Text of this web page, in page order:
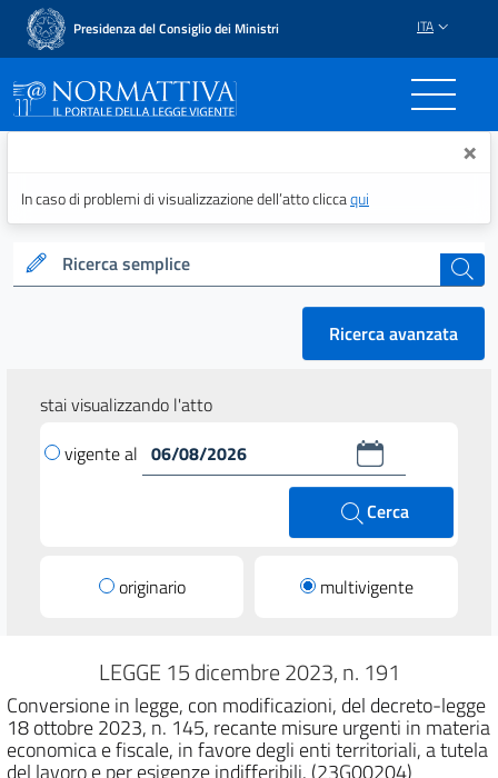
Presidenza del Consiglio dei Ministri ITA
Normattiva - Il portale ×
In caso di problemi di visualizzazione dell’atto cliccaqui
Ricerca semplice cerca
Ricerca avanzata
stai visualizzando l'atto
vigente al
Cerca
originario multivigente
LEGGE 15 dicembre 2023, n. 191
Conversione in legge, con modificazioni, del decreto-legge
18 ottobre 2023, n. 145, recante misure urgenti in materia
economica e fiscale, in favore degli enti territoriali, a tutela
del lavoro e per esigenze indifferibili. (23G00204)